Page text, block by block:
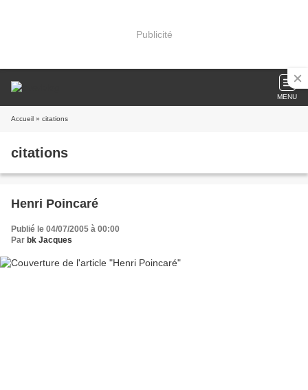
Publicité
MENU
Accueil » citations
citations
Henri Poincaré
Publié le 04/07/2005 à 00:00
Par bk Jacques